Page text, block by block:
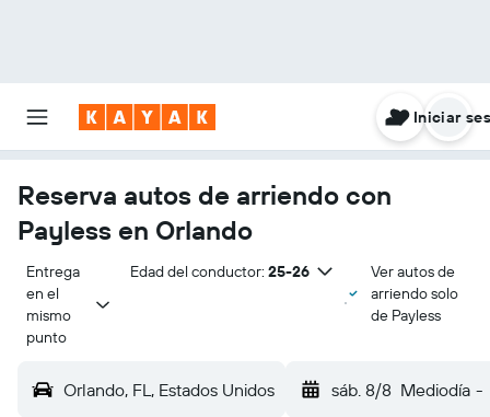
Iniciar
Reserva autos de arriendo con
Payless en Orlando
Entrega
en el
mismo
punto
Edad del conductor: 25-26
Ver autos de
arriendo solo
de Payless
Orlando, FL, Estados Unidos sáb. 8/8 Mediodía -